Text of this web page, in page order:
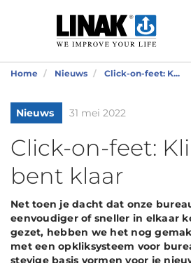
Home Nieuws Click-on-feet: K...
Nieuws 31 mei 2022
Click-on-feet:
bent klaar
Net toen je dacht dat onze
eenvoudiger of sneller in elkaar
gezet, hebben we het nog
met een opkliksysteem voor
stevige basis vormen voor je